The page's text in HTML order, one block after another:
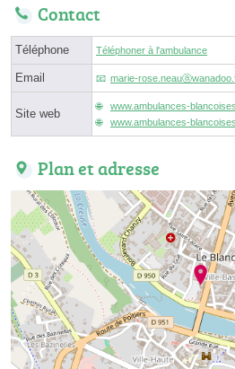
Contact
Téléphone Téléphoner à l'ambulance
Email marie-
Site web
www.ambulances-
www.ambulances-
Plan et adresse